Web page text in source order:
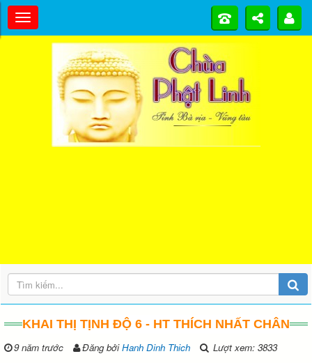
KHAI THỊ TỊNH ĐỘ 6 - HT THÍCH NHẤT CHÂN
9 năm trước Đăng bởiHanh Dinh Thich Lượt xem: 3833